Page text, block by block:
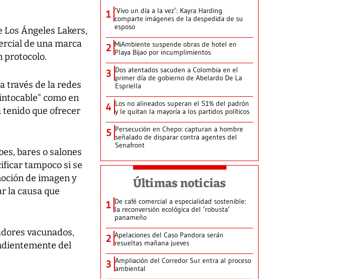
Ángeles Lakers,
de una marca
protocolo.
través de la redes
como en
tenido que ofrecer
bares o salones
tampoco si se
de imagen y
la causa que
vacunados,
del
1 ‘Vivo un día a la vez’: Kayra Harding
comparte imágenes de la despedida de su
esposo
2 MiAmbiente suspende obras de hotel en
Playa Bijao por incumplimientos
3 Dos atentados sacuden a Colombia en el
primer día de gobierno de Abelardo De La
Espriella
4 Los no alineados superan el 51% del padrón
y le quitan la mayoría a los partidos políticos
5 Persecución en Chepo: capturan a hombre
señalado de disparar contra agentes del
Senafront
Últimas noticias
1 De café comercial a especialidad sostenible:
la reconversión ecológica del ‘robusta’
panameño
2 Apelaciones del Caso Pandora serán
resueltas mañana jueves
3 Ampliación del Corredor Sur entra al proceso
ambiental